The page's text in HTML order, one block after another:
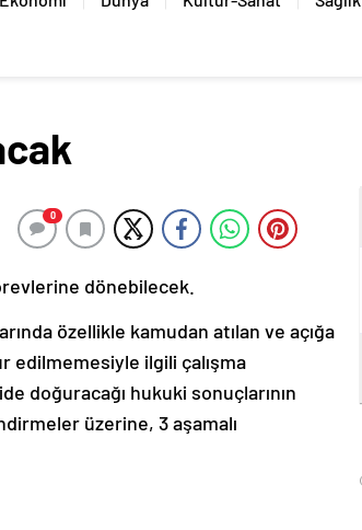
0
dönebilecek.
özellikle kamudan atılan ve açığa
edilmemesiyle ilgili çalışma
doğuracağı hukuki sonuçlarının
üzerine, 3 aşamalı